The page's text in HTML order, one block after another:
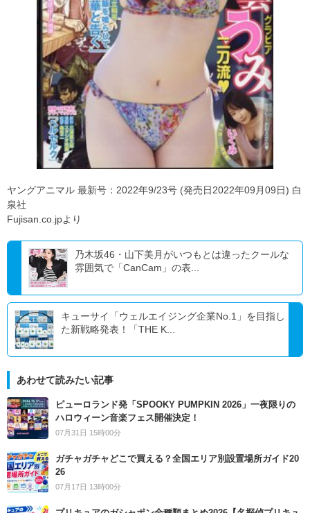
ヤングアニマル 最新号：2022年9/23号 (発売日2022年09月09日) 白
泉社
Fujisan.co.jpより
乃木坂46・山下美月がいつもとは違ったクールな
雰囲気で「CanCam」の表...
キューサイ「ウェルエイジング企業No.1」を目指し
た新戦略発表！「THE K...
あわせて読みたい記事
ピューロランド発「SPOOKY PUMPKIN 2026」一夜限りの
ハロウィーン音楽フェス開催決定！
07月31日 15時00分
ガチャガチャどこで買える？全国エリア別設置場所ガイド20
26
07月17日 13時00分